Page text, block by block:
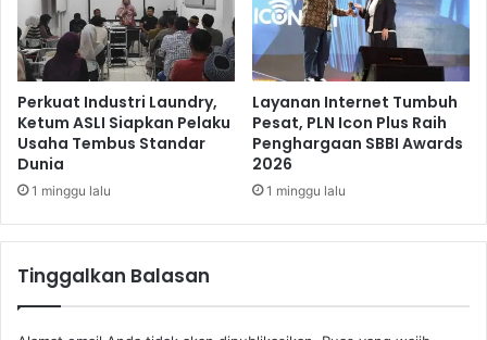
k
o
w
i
c
o
P
e
c
u
n
d
L
Perkuat Industri Laundry,
Ketum ASLI Siapkan Pelaku
Usaha Tembus Standar
Dunia
1 minggu lalu
Layanan Internet Tumbuh
Pesat, PLN Icon Plus Raih
Penghargaan SBBI Awards
2026
1 minggu lalu
Tinggalkan Balasan